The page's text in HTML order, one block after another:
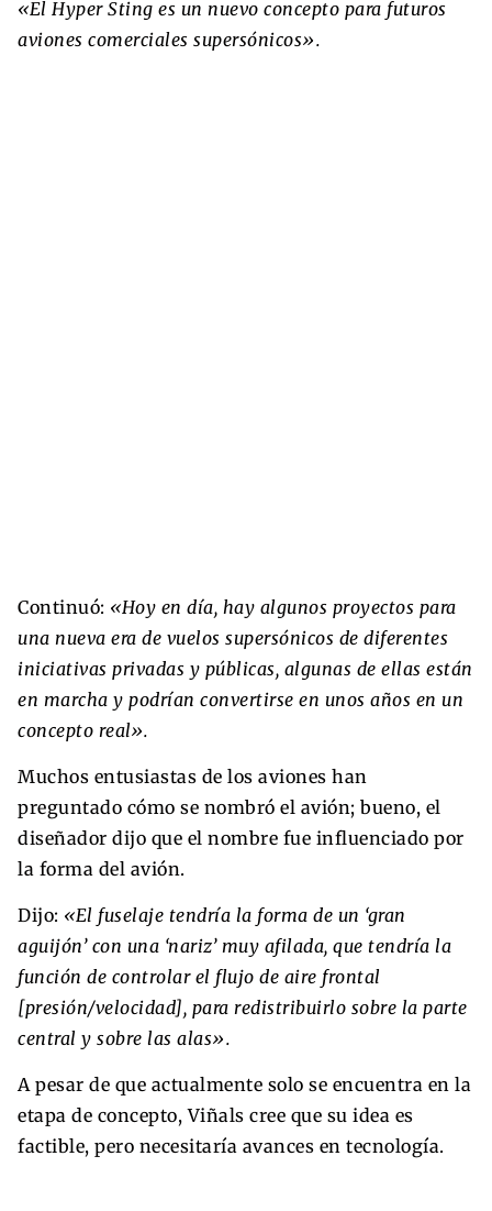
«El Hyper Sting es un nuevo concepto para futuros
aviones comerciales supersónicos».
Continuó: «Hoy en día, hay algunos proyectos para
una nueva era de vuelos supersónicos de diferentes
iniciativas privadas y públicas, algunas de ellas están
en marcha y podrían convertirse en unos años en un
concepto real».
Muchos entusiastas de los aviones han
preguntado cómo se nombró el avión; bueno, el
diseñador dijo que el nombre fue influenciado por
la forma del avión.
Dijo: «El fuselaje tendría la forma de un ‘gran
aguijón’ con una ‘nariz’ muy afilada, que tendría la
función de controlar el flujo de aire frontal
[presión/velocidad], para redistribuirlo sobre la parte
central y sobre las alas».
A pesar de que actualmente solo se encuentra en la
etapa de concepto, Viñals cree que su idea es
factible, pero necesitaría avances en tecnología.